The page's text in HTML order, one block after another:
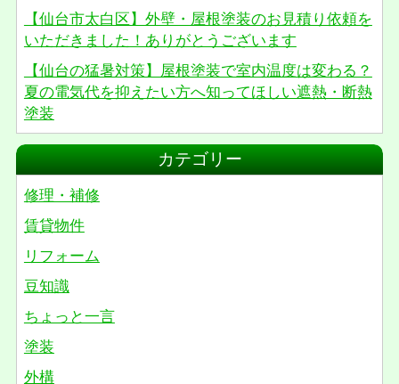
【仙台市太白区】外壁・屋根塗装のお見積り依頼を
いただきました！ありがとうございます
【仙台の猛暑対策】屋根塗装で室内温度は変わる？
夏の電気代を抑えたい方へ知ってほしい遮熱・断熱
塗装
カテゴリー
修理・補修
賃貸物件
リフォーム
豆知識
ちょっと一言
塗装
外構